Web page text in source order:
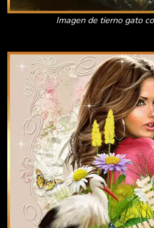
Imagen de tierno gato